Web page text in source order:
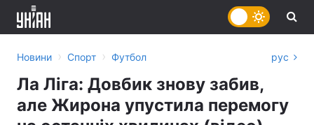
Новини › Спорт › Футбол рус
Ла Ліга: Довбик знову забив,
але Жирона упустила перемогу